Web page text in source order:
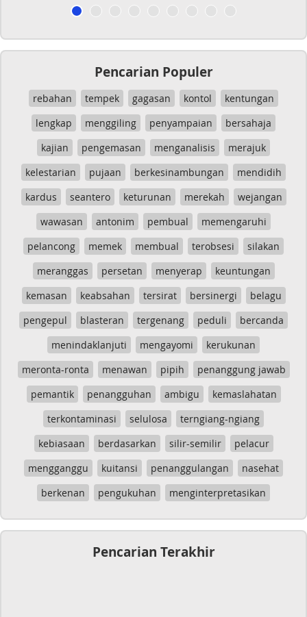
Pencarian Populer
rebahan tempek gagasan kontol
kentungan
lengkap
menggiling penyampaian
bersahaja
kajian
pengemasan menganalisis
merajuk
kelestarian
pujaan berkesinambungan
mendidih
kardus
seantero keturunan merekah
wejangan
wawasan
antonim pembual
memengaruhi
pelancong
memek membual terobsesi
silakan
meranggas
persetan menyerap
keuntungan
kemasan
keabsahan tersirat bersinergi
belagu
pengepul
blasteran tergenang peduli
bercanda
menindaklanjuti
mengayomi
kerukunan
meronta-ronta
menawan pipih
penanggung jawab
pemantik
penangguhan ambigu
kemaslahatan
terkontaminasi
selulosa
terngiang-ngiang
kebiasaan
berdasarkan silir-semilir
pelacur
mengganggu
kuitansi penanggulangan
nasehat
berkenan
pengukuhan menginterpretasikan
Pencarian Terakhir